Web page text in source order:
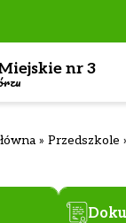
nr 3
» Przedszkole